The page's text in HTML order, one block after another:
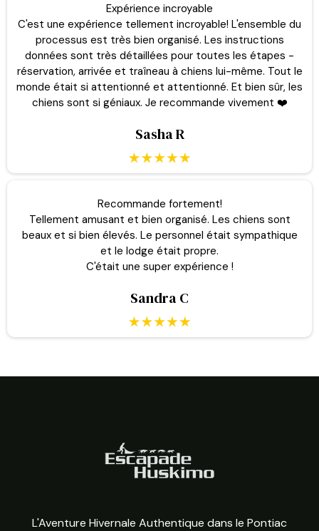
Expérience incroyable
C'est une expérience tellement incroyable! L'ensemble du
processus est très bien organisé. Les instructions
données sont très détaillées pour toutes les étapes -
réservation, arrivée et traîneau à chiens lui-même. Tout le
monde était si attentionné et attentionné. Et bien sûr, les
chiens sont si géniaux. Je recommande vivement ❤️
Sasha R
Recommande fortement!
Tellement amusant et bien organisé. Les chiens sont
beaux et si bien élevés. Le personnel était sympathique
et le lodge était propre.
C'était une super expérience !
Sandra C
L'Aventure Hivernale Authentique dans le Pontiac